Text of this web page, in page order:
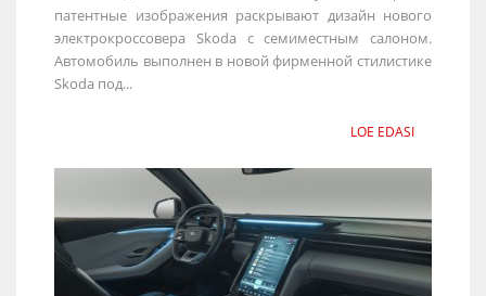
патентные изображения раскрывают дизайн нового
электрокроссовера Skoda с семиместным салоном.
Автомобиль выполнен в новой фирменной стилистике
Skoda под...
LOE EDASI